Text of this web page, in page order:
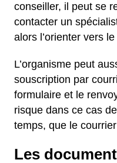
conseiller, il peut se
contacter un
alors l’orienter vers
L’organisme peut
souscription par
formulaire et le
risque dans ce cas
temps, que le
Les